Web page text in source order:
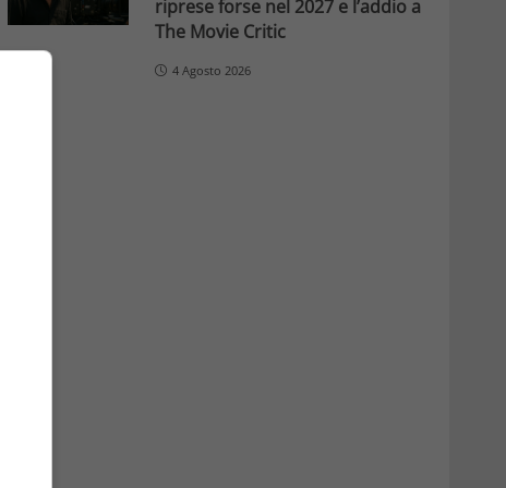
riprese forse nel 2027 e l’addio a
The Movie Critic
4 Agosto 2026